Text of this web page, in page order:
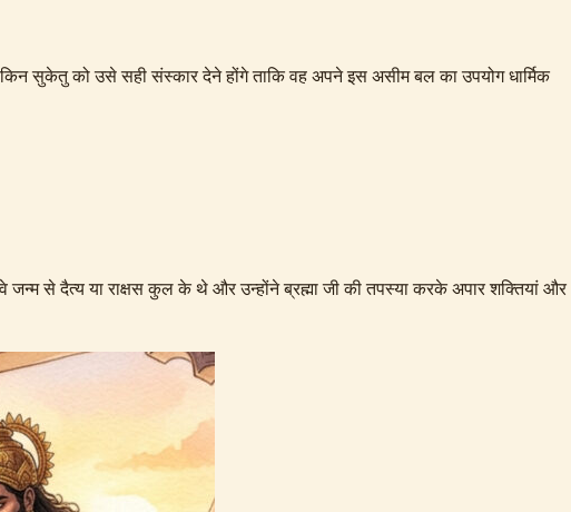
सुकेतु को उसे सही संस्कार देने होंगे ताकि वह अपने इस असीम बल का उपयोग धार्मिक
से दैत्य या राक्षस कुल के थे और उन्होंने ब्रह्मा जी की तपस्या करके अपार शक्तियां और